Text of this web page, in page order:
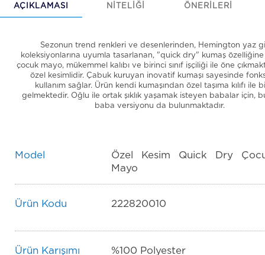
AÇIKLAMASI
NİTELİĞİ
ÖNERİLERİ
Sezonun trend renkleri ve desenlerinden, Hemington yaz
koleksiyonlarına uyumla tasarlanan, "quick dry" kumaş
çocuk mayo, mükemmel kalıbı ve birinci sınıf işçiliği ile öne
özel kesimlidir. Çabuk kuruyan inovatif kumaşı sayesinde
kullanım sağlar. Ürün kendi kumaşından özel taşıma kılıfı ile
gelmektedir. Oğlu ile ortak şıklık yaşamak isteyen babalar için,
baba versiyonu da bulunmaktadır.
Model
Özel Kesim Quick Dry
Mayo
Ürün Kodu 222820010
Ürün Karışımı %100 Polyester